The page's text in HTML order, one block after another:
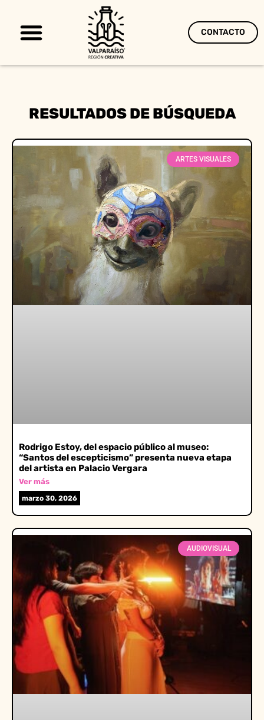
CONTACTO
RESULTADOS DE BÚSQUEDA
ARTES VISUALES
Rodrigo Estoy, del espacio público al museo:
“Santos del escepticismo” presenta nueva etapa
del artista en Palacio Vergara
Ver más
marzo 30, 2026
AUDIOVISUAL